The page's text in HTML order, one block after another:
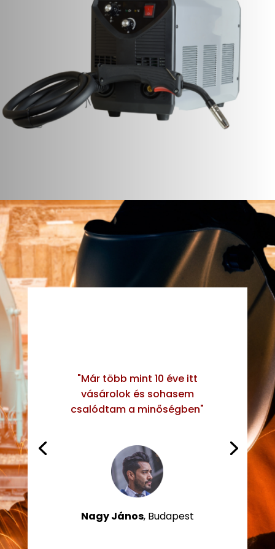
"Már több mint 10 éve itt
vásárolok és sohasem
csalódtam a minőségben"
Nagy János, Budapest